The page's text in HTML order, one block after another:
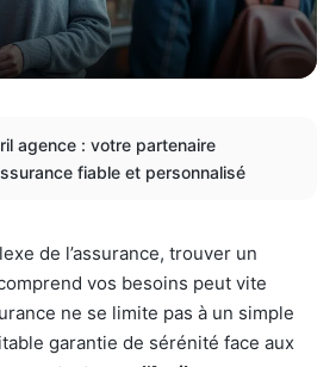
agence : votre partenaire
fiable et personnalisé
de l’assurance, trouver un
vos besoins peut vite
ne se limite pas à un simple
garantie de sérénité face aux